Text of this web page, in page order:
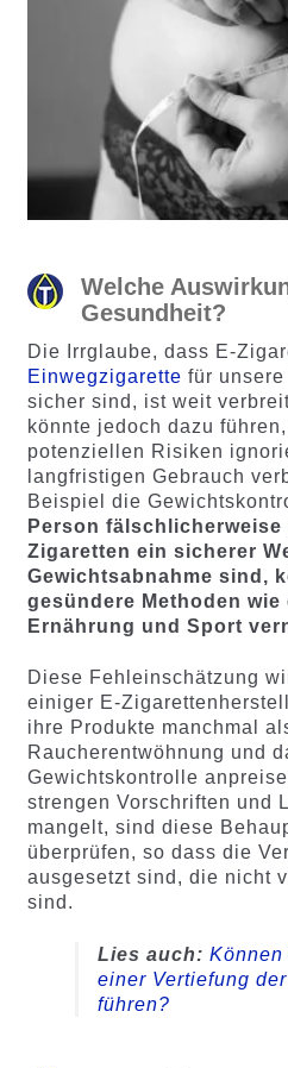
Welche
Gesundheit?
Die Irrglaube, dass E-
Einwegzigarette für
sicher sind, ist weit
könnte jedoch dazu
potenziellen Risiken
langfristigen Gebrauch
Beispiel die
Person fälschlicherweise
Zigaretten ein sicherer
Gewichtsabnahme sind,
gesündere Methoden wie
Ernährung und Sport
Diese Fehleinschätzung
einiger E-
ihre Produkte manchmal
Raucherentwöhnung und
Gewichtskontrolle
strengen Vorschriften und
mangelt, sind diese
überprüfen, so dass die
ausgesetzt sind, die nicht
sind.
Lies auch: Können
einer Vertiefung
führen?